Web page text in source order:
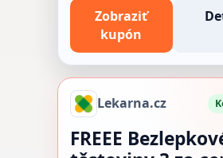
Zobraziť
kupón
Lekarna.cz
FREEE